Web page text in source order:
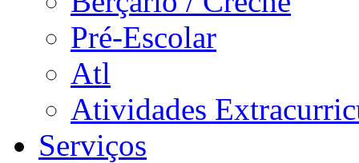
Pré-Escolar
Atl
Atividades
Serviços